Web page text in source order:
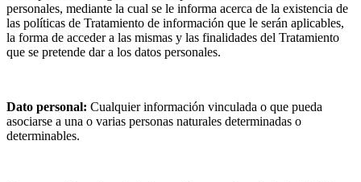
personales, mediante la cual se le informa acerca de la existencia de
las políticas de Tratamiento de información que le serán aplicables,
la forma de acceder a las mismas y las finalidades del Tratamiento
que se pretende dar a los datos personales.
Dato personal: Cualquier información vinculada o que pueda
asociarse a una o varias personas naturales determinadas o
determinables.